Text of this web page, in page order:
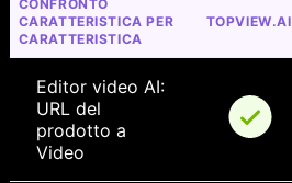
CONFRONTO
CARATTERISTICA PER
CARATTERISTICA
TOPVIEW.AI
Editor video AI:
URL del
prodotto a
Video